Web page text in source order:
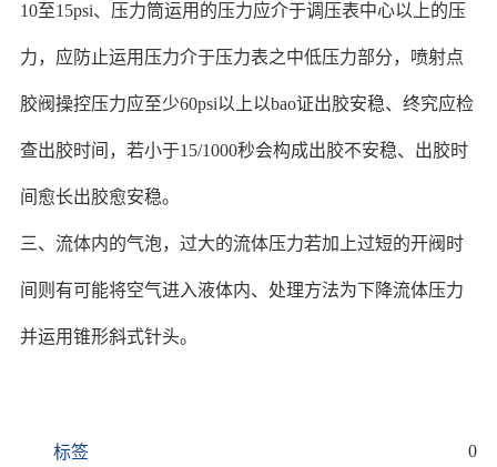
10至15psi、压力筒运用的压力应介于调压表中心以上的压
力，应防止运用压力介于压力表之中低压力部分，喷射点
胶阀操控压力应至少60psi以上以bao证出胶安稳、终究应检
查出胶时间，若小于15/1000秒会构成出胶不安稳、出胶时
间愈长出胶愈安稳。
三、流体内的气泡，过大的流体压力若加上过短的开阀时
间则有可能将空气进入液体内、处理方法为下降流体压力
并运用锥形斜式针头。
标签 0